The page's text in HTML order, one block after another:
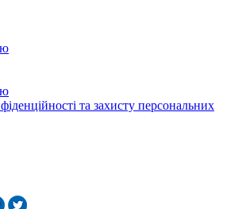
та захисту персональних